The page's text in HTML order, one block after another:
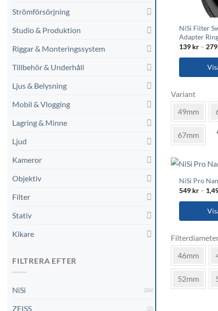
Strömförsörjning
Studio & Produktion
Riggar & Monteringssystem
Tillbehör & Underhåll
Ljus & Belysning
Mobil & Vlogging
Lagring & Minne
Ljud
Kameror
Objektiv
Filter
Stativ
Kikare
FILTRERA EFTER
NiSi (26)
ZEISS (2)
NiSi Filter
Adapter
139 kr – 279
här
har
flera
varianter.
olika
kan
väljas
produktsidan
Variant
49mm
67mm
NiSi Pro
549 kr –
här
har
flera
varianter.
46mm
52mm